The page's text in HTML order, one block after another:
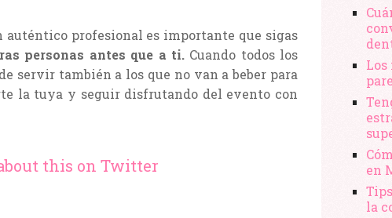
auténtico profesional es importante que sigas
personas antes que a ti. Cuando todos los
servir también a los que no van a beber para
la tuya y seguir disfrutando del evento con
Los
en
la